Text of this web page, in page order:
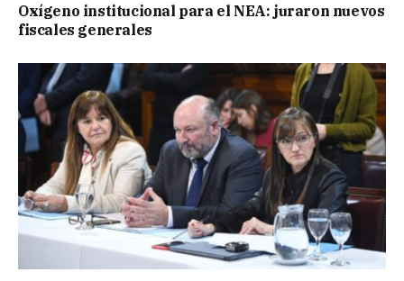
Oxígeno institucional para el NEA: juraron nuevos
fiscales generales